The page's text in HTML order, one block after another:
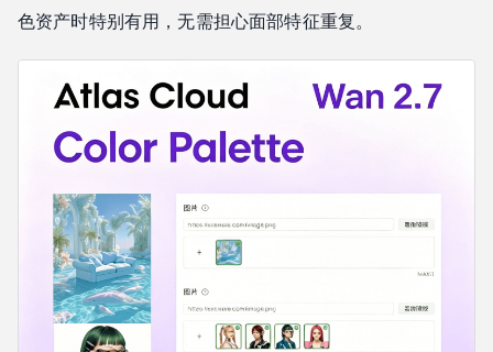
色资产时特别有用，无需担心面部特征重复。